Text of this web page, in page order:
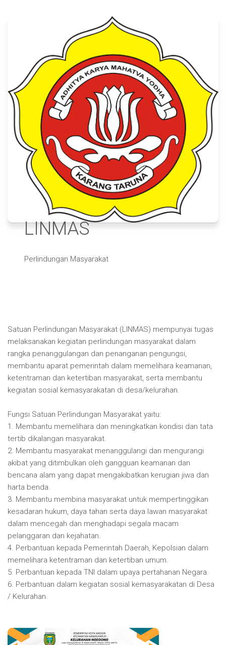
LINMAS
Perlindungan Masyarakat
Satuan Perlindungan Masyarakat (LINMAS) mempunyai tugas
melaksanakan kegiatan perlindungan masyarakat dalam
rangka penanggulangan dan penanganan pengungsi,
membantu aparat pemerintah dalam memelihara keamanan,
ketentraman dan ketertiban masyarakat, serta membantu
kegiatan sosial kemasyarakatan di desa/kelurahan.
Fungsi Satuan Perlindungan Masyarakat yaitu:
1. Membantu memelihara dan meningkatkan kondisi dan tata
tertib dikalangan masyarakat.
2. Membantu masyarakat menanggulangi dan mengurangi
akibat yang ditimbulkan oleh gangguan keamanan dan
bencana alam yang dapat mengakibatkan kerugian jiwa dan
harta benda.
3. Membantu membina masyarakat untuk mempertinggikan
kesadaran hukum, daya tahan serta daya lawan masyarakat
dalam mencegah dan menghadapi segala macam
pelanggaran dan kejahatan.
4. Perbantuan kepada Pemerintah Daerah, Kepolsian dalam
memelihara ketentraman dan ketertiban umum.
5. Perbantuan kepada TNI dalam upaya pertahanan Negara.
6. Perbantuan dalam kegiatan sosial kemasyarakatan di Desa
/ Kelurahan.